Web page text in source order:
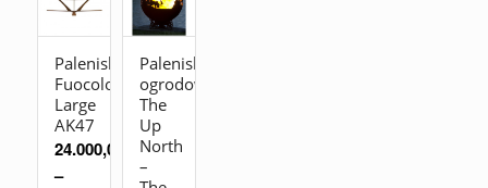
Palenisko
Fuocolo
Large
AK47
24.000,00
–
Palenisko
ogrodowe
The
Up
North
–